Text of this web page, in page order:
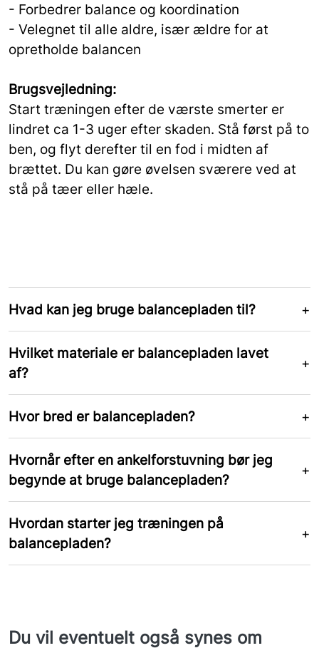
- Forbedrer balance og koordination
- Velegnet til alle aldre, især ældre for at
opretholde balancen
Brugsvejledning:
Start træningen efter de værste smerter er
lindret ca 1-3 uger efter skaden. Stå først på to
ben, og flyt derefter til en fod i midten af ​​
brættet. Du kan gøre øvelsen sværere ved at
stå på tæer eller hæle.
Hvad kan jeg bruge balancepladen til?
Hvilket materiale er balancepladen lavet
af?
Hvor bred er balancepladen?
Hvornår efter en ankelforstuvning bør jeg
begynde at bruge balancepladen?
Hvordan starter jeg træningen på
balancepladen?
Du vil eventuelt også synes om